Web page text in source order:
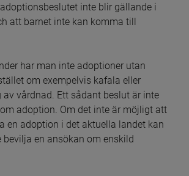
inte blir gällande i
att barnet inte kan komma till
har man inte adoptioner utan
om exempelvis kafala eller
av vårdnad. Ett sådant beslut är inte
adoption. Om det inte är möjligt att
en adoption i det aktuella landet kan
bevilja en ansökan om enskild